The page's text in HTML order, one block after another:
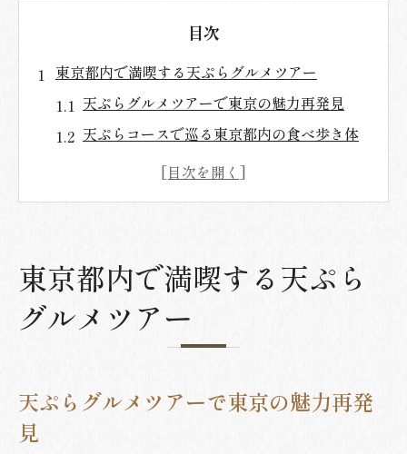
目次
東京都内で満喫する天ぷらグルメツアー
天ぷらグルメツアーで東京の魅力再発見
天ぷらコースで巡る東京都内の食べ歩き体
東京の天ぷら店をグルメツアーで徹底比較
ランチやディナーに選ぶ天ぷら体験の魅力
天ぷらランチで気軽に味わう東京の食体験
天ぷらコースランチで見つける新たな発見
東京都内で満喫する天ぷら
グルメツアー
天ぷらグルメツアーで東京の魅力再発
見